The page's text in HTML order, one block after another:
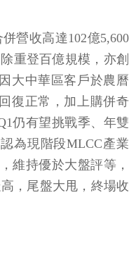
營收高達102億5,600
重登百億規模，亦創
大中華區客戶於農曆
復正常，加上購併奇
仍有望挑戰季、年雙
為現階段MLCC產業
維持優於大盤評等，
，尾盤大甩，終場收